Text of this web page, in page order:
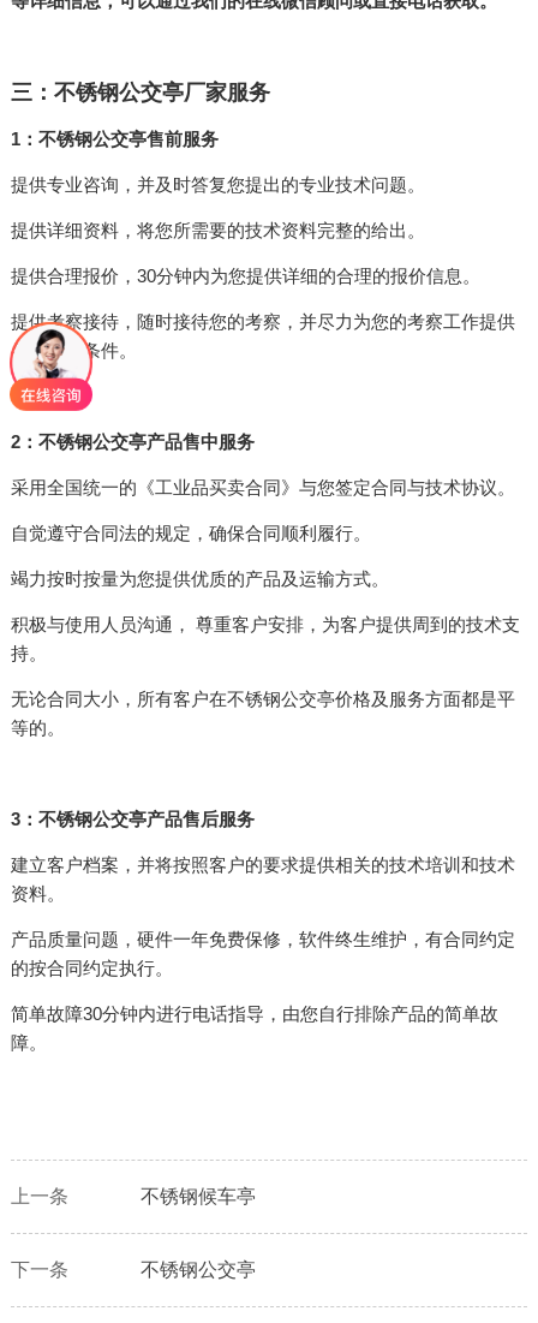
三：不锈钢公交亭厂家服务
1：不锈钢公交亭售前服务
提供专业咨询，并及时答复您提出的专业技术问题。
提供详细资料，将您所需要的技术资料完整的给出。
提供合理报价，30分钟内为您提供详细的合理的报价信息。
提供考察接待，随时接待您的考察，并尽力为您的考察工作提供
各种便利条件。
2：不锈钢公交亭产品售中服务
采用全国统一的《工业品买卖合同》与您签定合同与技术协议。
自觉遵守合同法的规定，确保合同顺利履行。
竭力按时按量为您提供优质的产品及运输方式。
积极与使用人员沟通， 尊重客户安排，为客户提供周到的技术支
持。
无论合同大小，所有客户在不锈钢公交亭价格及服务方面都是平
等的。
3：不锈钢公交亭产品售后服务
建立客户档案，并将按照客户的要求提供相关的技术培训和技术
资料。
产品质量问题，硬件一年免费保修，软件终生维护，有合同约定
的按合同约定执行。
简单故障30分钟内进行电话指导，由您自行排除产品的简单故
障。
上一条 不锈钢候车亭
下一条 不锈钢公交亭